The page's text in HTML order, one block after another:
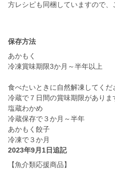
方レシピも同梱していますので、
保存方法
あかもく
冷凍賞味期限3か月～半年以上
食べたいときに自然解凍してくだ
冷蔵で７日間の賞味期限がありま
塩蔵わかめ
冷蔵保存で３か月～半年
あかもく餃子
2023年9月1日追記
【魚介類応援商品】